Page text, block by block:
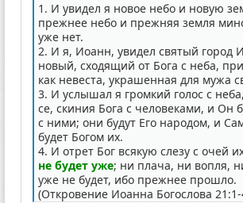
1. И увидел я новое небо и новую
прежнее небо и прежняя земля
уже нет.
2. И я, Иоанн, увидел святый город
новый, сходящий от Бога с неба,
как невеста, украшенная для мужа
3. И услышал я громкий голос с
се, скиния Бога с человеками, и Он
с ними; они будут Его народом, и
будет Богом их.
4. И отрет Бог всякую слезу с очей
не будет уже; ни плача, ни вопля,
уже не будет, ибо прежнее прошло.
(Откровение Иоанна Богослова